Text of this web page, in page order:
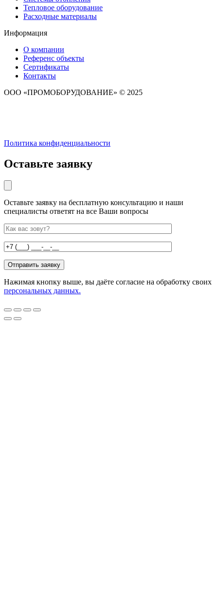
Тепловое оборудование
Расходные материалы
Информация
О компании
Референс объекты
Сертификаты
Контакты
ООО «ПРОМОБОРУДОВАНИЕ» © 2025
Политика конфиденциальности
Оставьте заявку
Оставьте заявку на бесплатную консультацию и наши
специалисты ответят на все Ваши вопросы
Нажимая кнопку выше, вы даёте согласие на обработку своих
персональных данных.